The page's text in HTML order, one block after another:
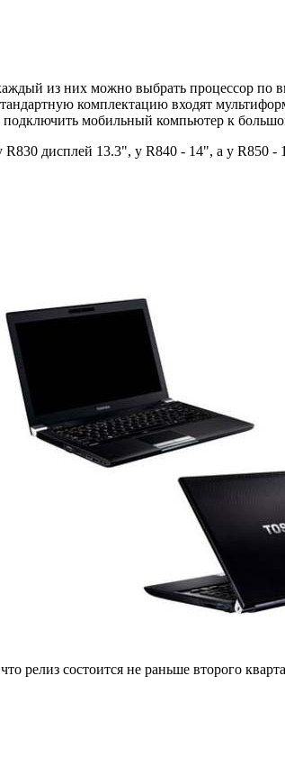
из них можно выбрать процессор по
комплектацию входят
мобильный компьютер к
дисплей 13.3", у R840 - 14", а у R850
релиз состоится не раньше второго